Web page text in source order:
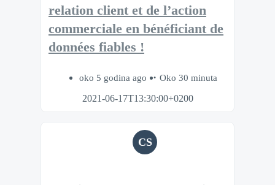
relation client et de l’action
commerciale en bénéficiant de
données fiables !
oko 5 godina ago
Oko 30 minuta
2021-06-17T13:30:00+0200
CS